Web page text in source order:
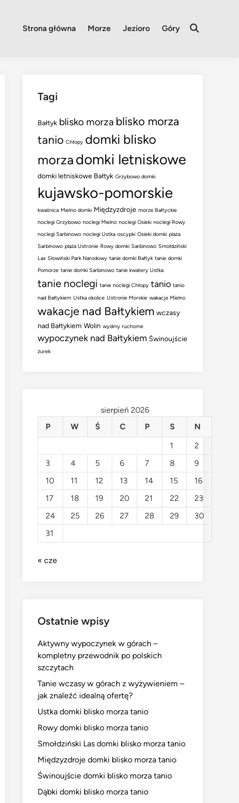
Strona główna Morze Jezioro Góry
Open
Tagi
Bałtyk blisko morza blisko morza
tanio Chłopy domki blisko
morza domki letniskowe
domki letniskowe Bałtyk Grzybowo domki
kujawsko-pomorskie
kwaśnica Mielno domki Międzyzdroje morze Bałtyckie
noclegi Grzybowo noclegi Mielno noclegi Osieki noclegi Rowy
noclegi Sarbinowo noclegi Ustka oscypki Osieki domki plaża
Sarbinowo plaża Ustronie Rowy domki Sarbinowo Smołdziński
Las Słowiński Park Narodowy tanie domki Bałtyk tanie domki
Pomorze tanie domki Sarbinowo tanie kwatery Ustka
tanie noclegi tanie noclegi Chłopy tanio tanio
nad Bałtykiem Ustka okolice Ustronie Morskie wakacje Mielno
wakacje nad Bałtykiem wczasy
nad Bałtykiem Wolin wydmy ruchome
wypoczynek nad Bałtykiem Świnoujście
żurek
sierpień 2026
P
W Ś C P S
N
1
2
3
4 5 6 7 8
9
10
11 12 13 14 15
16
17
18 19 20 21 22
23
24
25 26 27 28 29
30
31
« cze
Ostatnie wpisy
Aktywny wypoczynek w górach –
kompletny przewodnik po polskich
szczytach
Tanie wczasy w górach z wyżywieniem –
jak znaleźć idealną ofertę?
Ustka domki blisko morza tanio
Rowy domki blisko morza tanio
Smołdziński Las domki blisko morza tanio
Międzyzdroje domki blisko morza tanio
Świnoujście domki blisko morza tanio
Dąbki domki blisko morza tanio